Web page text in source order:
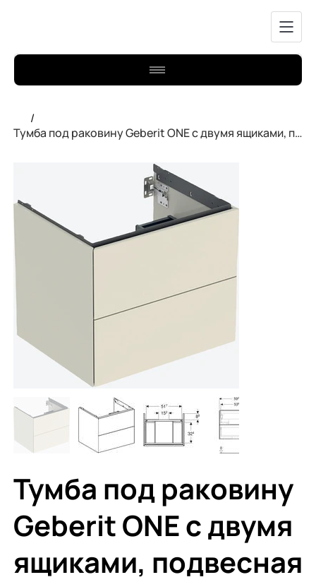
/
Тумба под раковину Geberit ONE с двумя ящиками, подвесная
Тумба под раковину
Geberit ONE с двумя
ящиками, подвесная